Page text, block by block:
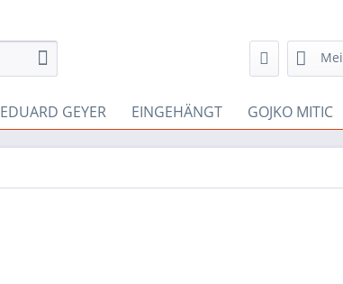
EDUARD GEYER EINGEHÄNGT GOJKO MITIC